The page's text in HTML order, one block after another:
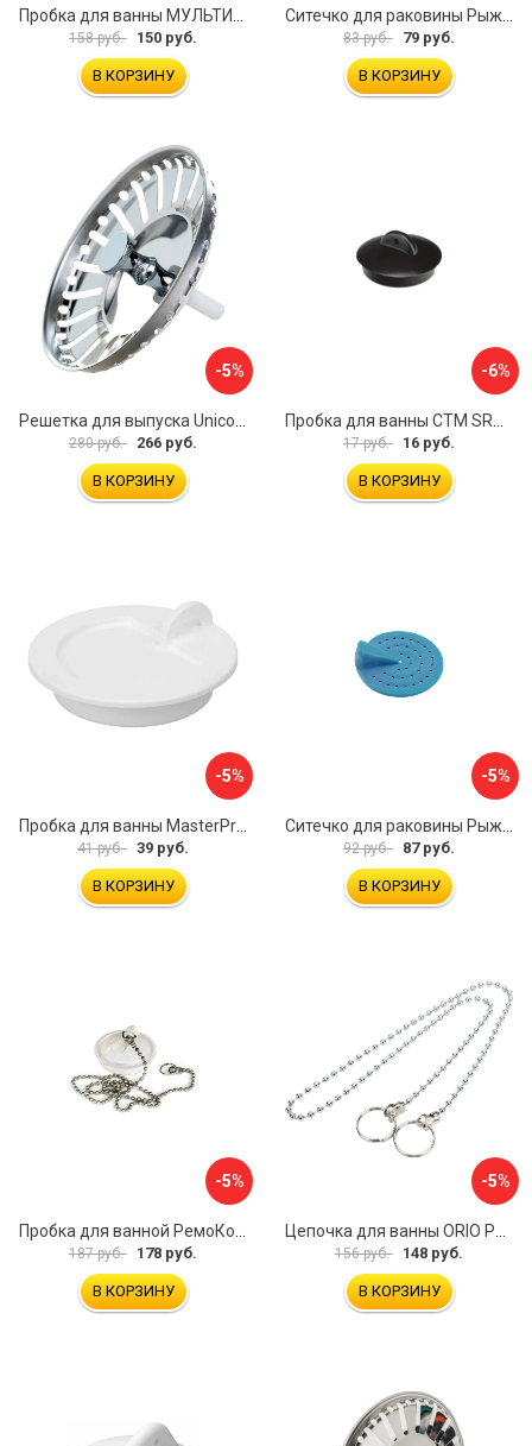
Пробка для ванны МУЛЬТИДОМ Пастель VL34-11
158 руб. 150 руб.
В КОРЗИНУ
Ситечко для раковины Рыжий кот Морская Звезда 103659
83 руб. 79 руб.
В КОРЗИНУ
-5%
280 руб. 266 руб.
В КОРЗИНУ
-6%
17 руб. 16 руб.
В КОРЗИНУ
-5%
41 руб. 39 руб.
В КОРЗИНУ
-5%
92 руб. 87 руб.
В КОРЗИНУ
-5%
187 руб. 178 руб.
В КОРЗИНУ
-5%
156 руб. 148 руб.
В КОРЗИНУ